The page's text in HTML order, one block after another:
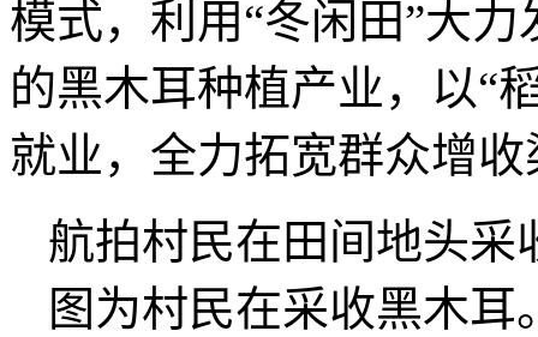
模式，利用“冬闲田”大
的黑木耳种植产业，以“
就业，全力拓宽群众增
航拍村民在田间地头采
图为村民在采收黑木耳